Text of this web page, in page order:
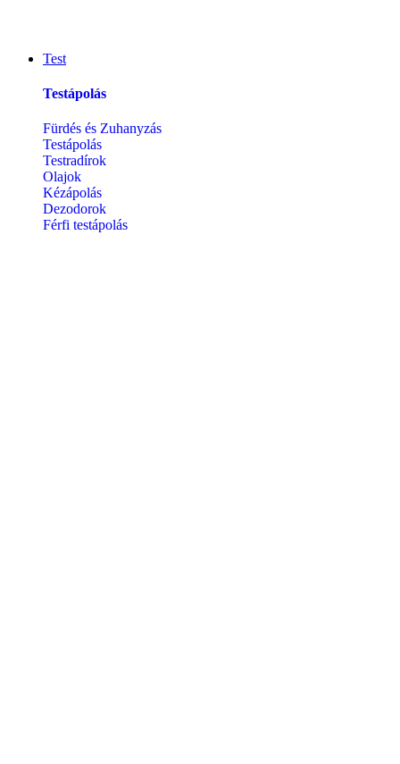
Test
Testápolás
Fürdés és Zuhanyzás
Testápolás
Testradírok
Olajok
Kézápolás
Dezodorok
Férfi testápolás